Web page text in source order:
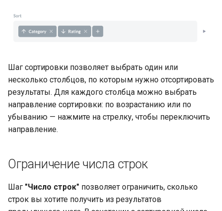
Шаг сортировки позволяет выбрать один или
несколько столбцов, по которым нужно отсортировать
результаты. Для каждого столбца можно выбрать
направление сортировки: по возрастанию или по
убыванию — нажмите на стрелку, чтобы переключить
направление.
Ограничение числа строк
Шаг "Число строк" позволяет ограничить, сколько
строк вы хотите получить из результатов